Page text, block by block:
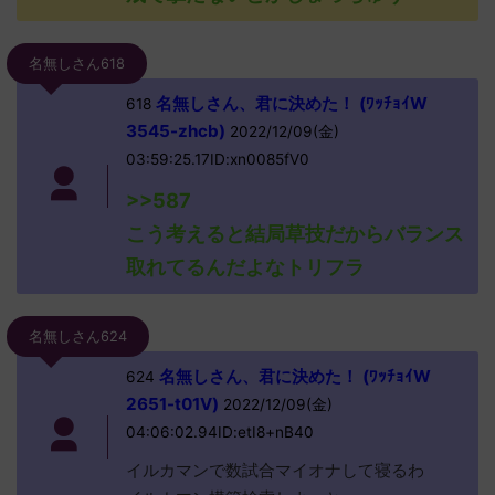
名無しさん618
618名無しさん、君に決めた！ (ﾜｯﾁｮｲW
3545-zhcb) 2022/12/09(金)
03:59:25.17ID:xn0085fV0
>>587
こう考えると結局草技だからバランス
取れてるんだよなトリフラ
名無しさん624
624 名無しさん、君に決めた！ (ﾜｯﾁｮｲW
2651-t01V) 2022/12/09(金)
04:06:02.94ID:etI8+nB40
イルカマンで数試合マイオナして寝るわ